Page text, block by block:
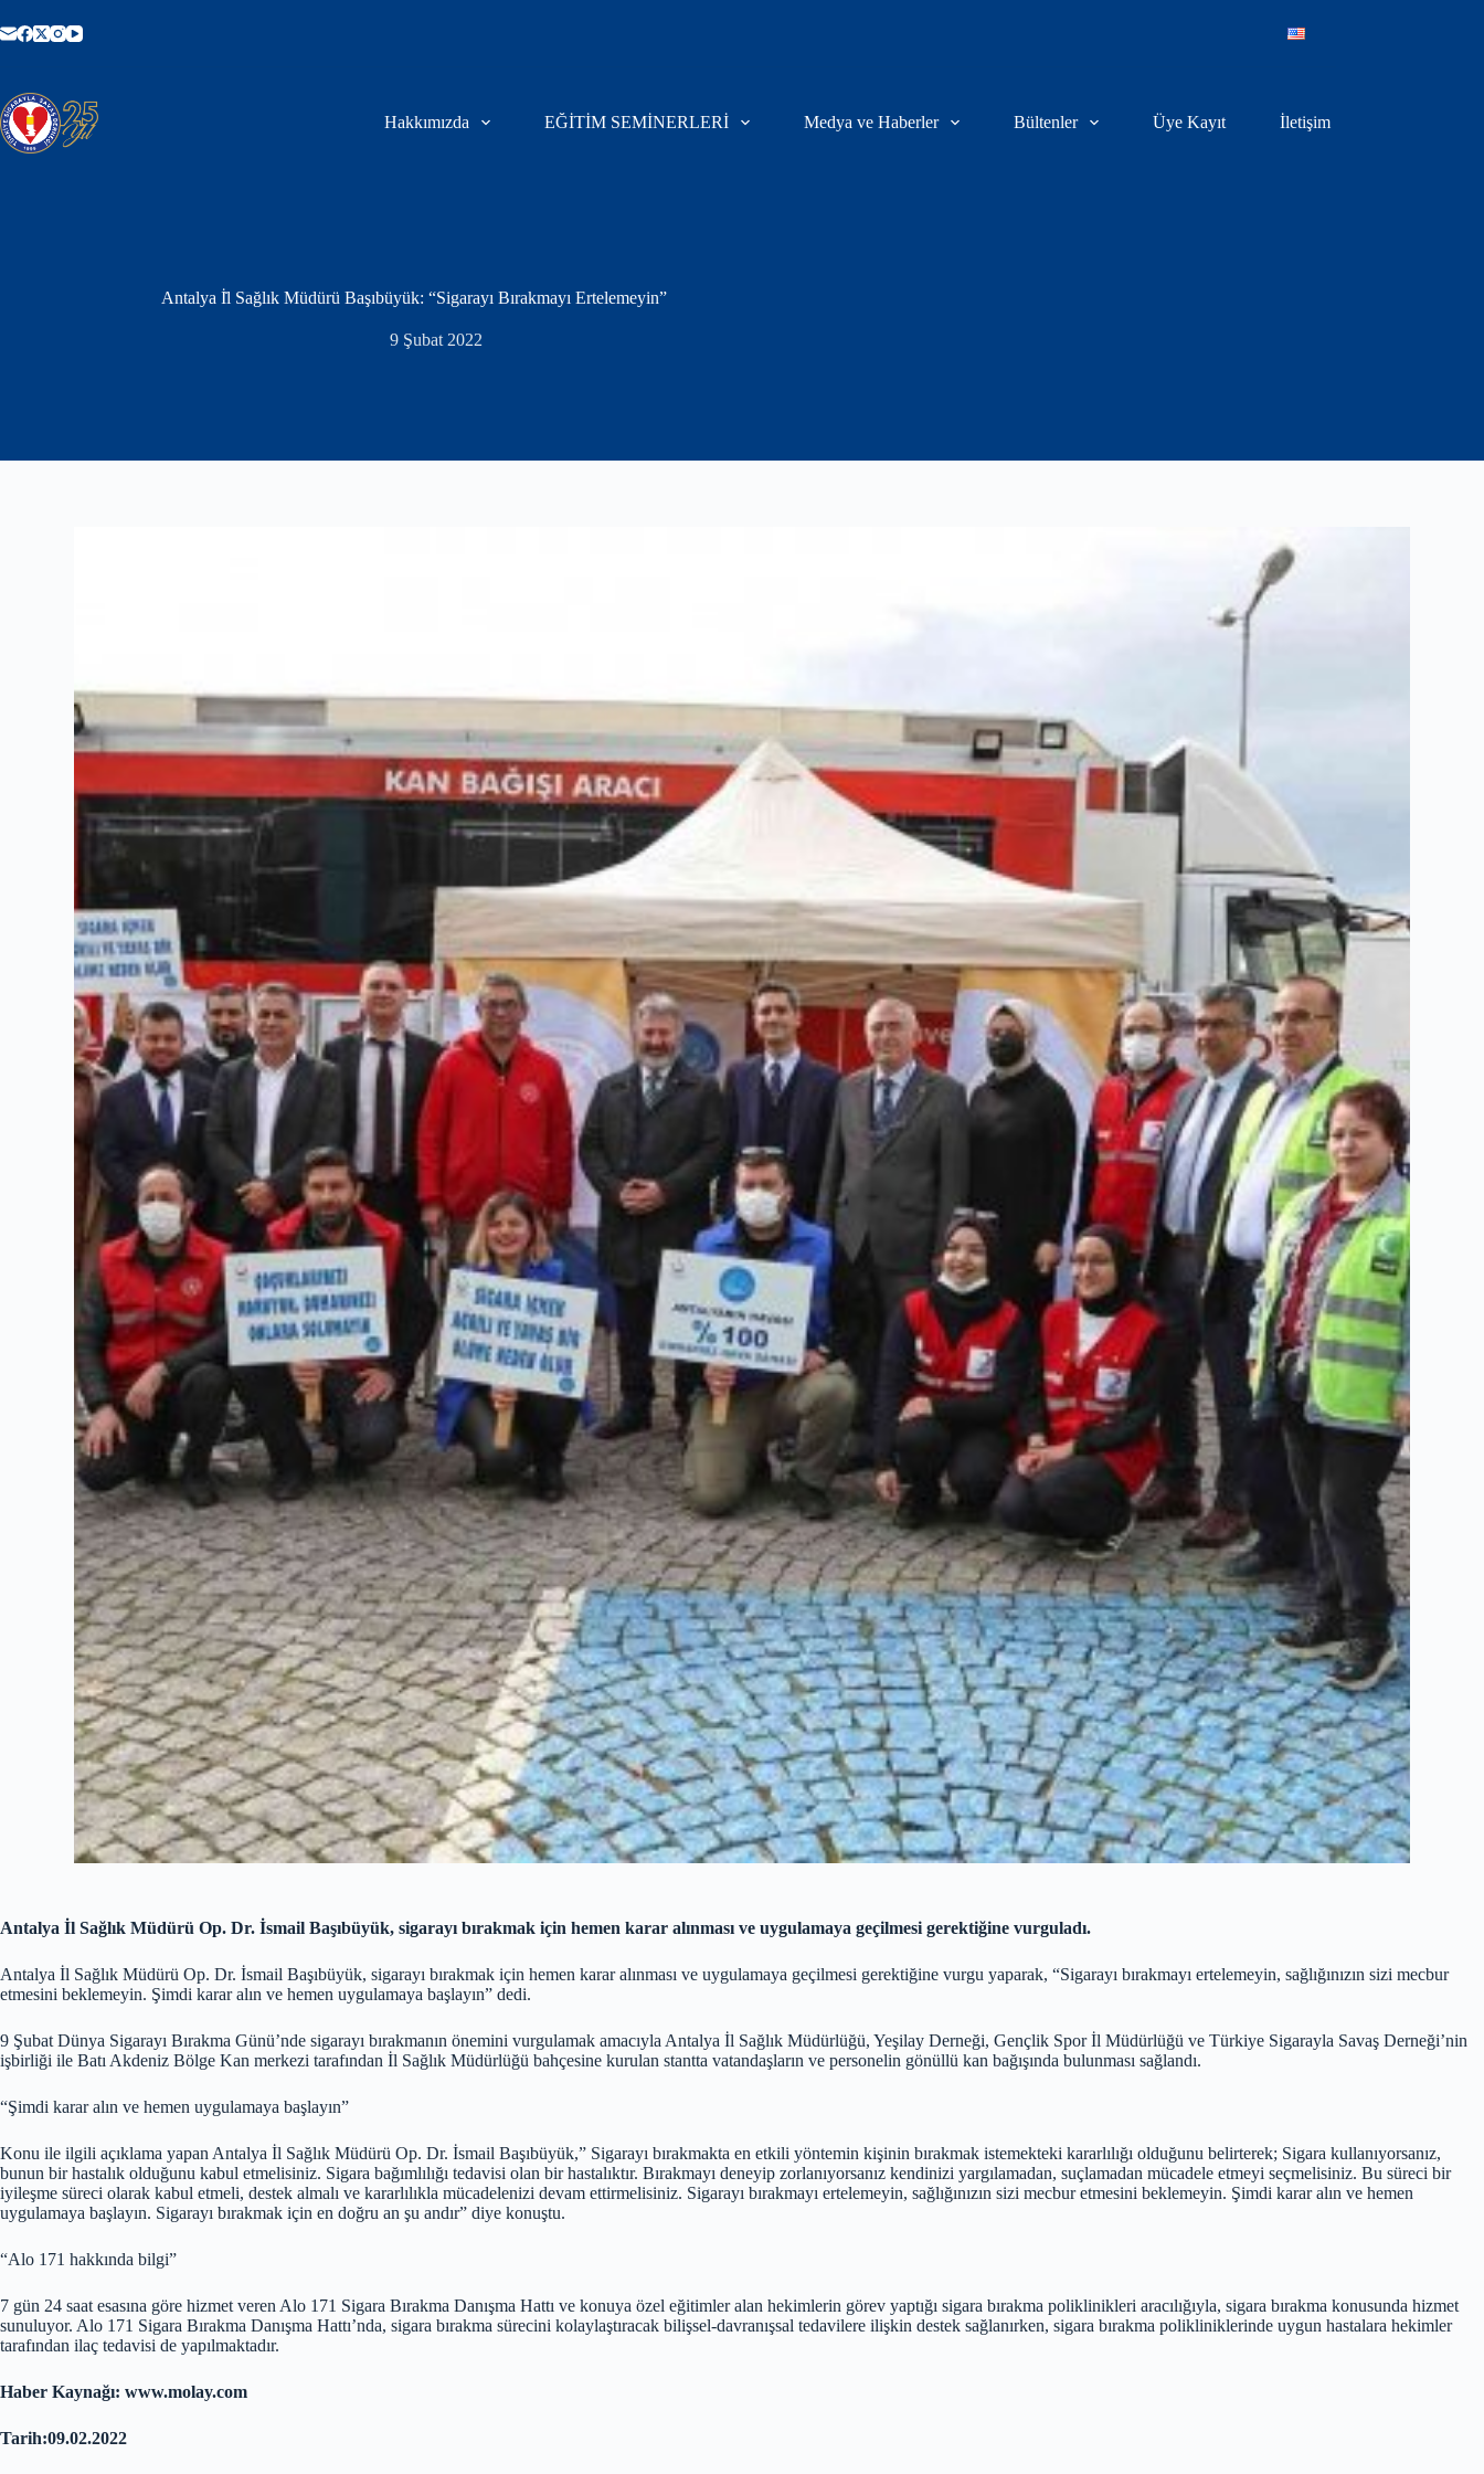
to
content
Hakkımızda EĞİTİM SEMİNERLERİ Medya ve Haberler Bültenler Üye Kayıt İletişim
Antalya İ̇l Sağlık Müdürü Başıbüyük: “Sigarayı Bırakmayı Ertelemeyin”
9 Şubat 2022
Antalya İl Sağlık Müdürü Op. Dr. İsmail Başıbüyük, sigarayı bırakmak için hemen karar alınması ve uygulamaya geçilmesi gerektiğine vurguladı.
Antalya İl Sağlık Müdürü Op. Dr. İsmail Başıbüyük, sigarayı bırakmak için hemen karar alınması ve uygulamaya geçilmesi gerektiğine vurgu yaparak, “Sigarayı bırakmayı ertelemeyin, sağlığınızın sizi mecbur
etmesini beklemeyin. Şimdi karar alın ve hemen uygulamaya başlayın” dedi.
9 Şubat Dünya Sigarayı Bırakma Günü’nde sigarayı bırakmanın önemini vurgulamak amacıyla Antalya İl Sağlık Müdürlüğü, Yeşilay Derneği, Gençlik Spor İl Müdürlüğü ve Türkiye Sigarayla Savaş Derneği’nin
işbirliği ile Batı Akdeniz Bölge Kan merkezi tarafından İl Sağlık Müdürlüğü bahçesine kurulan stantta vatandaşların ve personelin gönüllü kan bağışında bulunması sağlandı.
“Şimdi karar alın ve hemen uygulamaya başlayın”
Konu ile ilgili açıklama yapan Antalya İl Sağlık Müdürü Op. Dr. İsmail Başıbüyük,” Sigarayı bırakmakta en etkili yöntemin kişinin bırakmak istemekteki kararlılığı olduğunu belirterek; Sigara kullanıyorsanız,
bunun bir hastalık olduğunu kabul etmelisiniz. Sigara bağımlılığı tedavisi olan bir hastalıktır. Bırakmayı deneyip zorlanıyorsanız kendinizi yargılamadan, suçlamadan mücadele etmeyi seçmelisiniz. Bu süreci bir
iyileşme süreci olarak kabul etmeli, destek almalı ve kararlılıkla mücadelenizi devam ettirmelisiniz. Sigarayı bırakmayı ertelemeyin, sağlığınızın sizi mecbur etmesini beklemeyin. Şimdi karar alın ve hemen
uygulamaya başlayın. Sigarayı bırakmak için en doğru an şu andır” diye konuştu.
“Alo 171 hakkında bilgi”
7 gün 24 saat esasına göre hizmet veren Alo 171 Sigara Bırakma Danışma Hattı ve konuya özel eğitimler alan hekimlerin görev yaptığı sigara bırakma poliklinikleri aracılığıyla, sigara bırakma konusunda hizmet
sunuluyor. Alo 171 Sigara Bırakma Danışma Hattı’nda, sigara bırakma sürecini kolaylaştıracak bilişsel-davranışsal tedavilere ilişkin destek sağlanırken, sigara bırakma polikliniklerinde uygun hastalara hekimler
tarafından ilaç tedavisi de yapılmaktadır.
Haber Kaynağı: www.molay.com
Tarih:09.02.2022